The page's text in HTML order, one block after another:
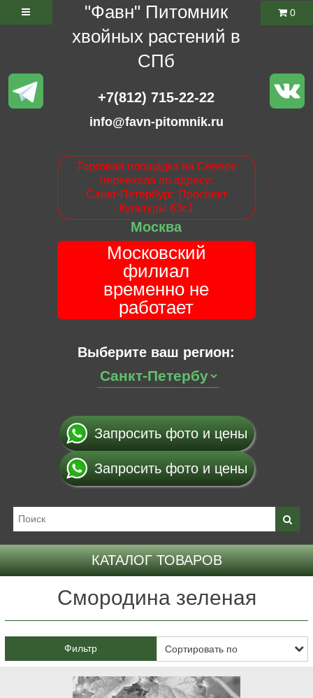
"Фавн" Питомник
хвойных растений в
СПб
+7(812) 715-22-22
info@favn-pitomnik.ru
Торговая площадка на Севере
переехала по адресу:
Санкт-Петербург. Проспект
Культуры 63с1
Москва
Московский
филиал
временно не
работает
Выберите ваш регион:
0
Запросить фото и цены
Запросить фото и цены
КАТАЛОГ ТОВАРОВ
Смородина зеленая
Фильтр